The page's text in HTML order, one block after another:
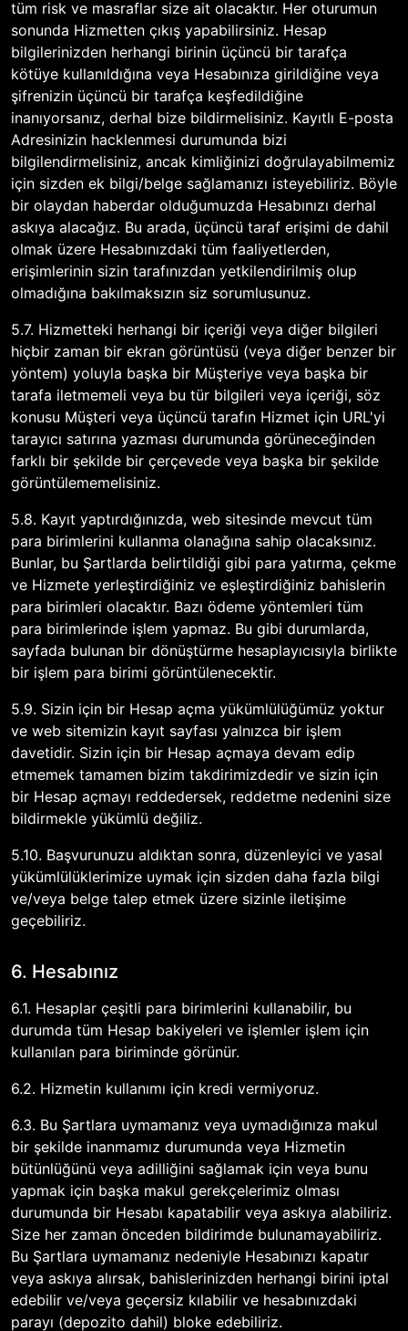
tüm risk ve masraflar size ait olacaktır. Her oturumun
sonunda Hizmetten çıkış yapabilirsiniz. Hesap
bilgilerinizden herhangi birinin üçüncü bir tarafça
kötüye kullanıldığına veya Hesabınıza girildiğine veya
şifrenizin üçüncü bir tarafça keşfedildiğine
inanıyorsanız, derhal bize bildirmelisiniz. Kayıtlı E-posta
Adresinizin hacklenmesi durumunda bizi
bilgilendirmelisiniz, ancak kimliğinizi doğrulayabilmemiz
için sizden ek bilgi/belge sağlamanızı isteyebiliriz. Böyle
bir olaydan haberdar olduğumuzda Hesabınızı derhal
askıya alacağız. Bu arada, üçüncü taraf erişimi de dahil
olmak üzere Hesabınızdaki tüm faaliyetlerden,
erişimlerinin sizin tarafınızdan yetkilendirilmiş olup
olmadığına bakılmaksızın siz sorumlusunuz.
5.7. Hizmetteki herhangi bir içeriği veya diğer bilgileri
hiçbir zaman bir ekran görüntüsü (veya diğer benzer bir
yöntem) yoluyla başka bir Müşteriye veya başka bir
tarafa iletmemeli veya bu tür bilgileri veya içeriği, söz
konusu Müşteri veya üçüncü tarafın Hizmet için URL'yi
tarayıcı satırına yazması durumunda görüneceğinden
farklı bir şekilde bir çerçevede veya başka bir şekilde
görüntülememelisiniz.
5.8. Kayıt yaptırdığınızda, web sitesinde mevcut tüm
para birimlerini kullanma olanağına sahip olacaksınız.
Bunlar, bu Şartlarda belirtildiği gibi para yatırma, çekme
ve Hizmete yerleştirdiğiniz ve eşleştirdiğiniz bahislerin
para birimleri olacaktır. Bazı ödeme yöntemleri tüm
para birimlerinde işlem yapmaz. Bu gibi durumlarda,
sayfada bulunan bir dönüştürme hesaplayıcısıyla birlikte
bir işlem para birimi görüntülenecektir.
5.9. Sizin için bir Hesap açma yükümlülüğümüz yoktur
ve web sitemizin kayıt sayfası yalnızca bir işlem
davetidir. Sizin için bir Hesap açmaya devam edip
etmemek tamamen bizim takdirimizdedir ve sizin için
bir Hesap açmayı reddedersek, reddetme nedenini size
bildirmekle yükümlü değiliz.
5.10. Başvurunuzu aldıktan sonra, düzenleyici ve yasal
yükümlülüklerimize uymak için sizden daha fazla bilgi
ve/veya belge talep etmek üzere sizinle iletişime
geçebiliriz.
6. Hesabınız
6.1. Hesaplar çeşitli para birimlerini kullanabilir, bu
durumda tüm Hesap bakiyeleri ve işlemler işlem için
kullanılan para biriminde görünür.
6.2. Hizmetin kullanımı için kredi vermiyoruz.
6.3. Bu Şartlara uymamanız veya uymadığınıza makul
bir şekilde inanmamız durumunda veya Hizmetin
bütünlüğünü veya adilliğini sağlamak için veya bunu
yapmak için başka makul gerekçelerimiz olması
durumunda bir Hesabı kapatabilir veya askıya alabiliriz.
Size her zaman önceden bildirimde bulunamayabiliriz.
Bu Şartlara uymamanız nedeniyle Hesabınızı kapatır
veya askıya alırsak, bahislerinizden herhangi birini iptal
edebilir ve/veya geçersiz kılabilir ve hesabınızdaki
parayı (depozito dahil) bloke edebiliriz.